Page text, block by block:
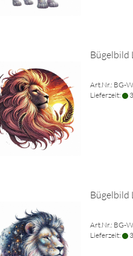
Bügelbild
Art.Nr.: BG-
Lieferzeit:
Bügelbild
Art.Nr.: BG-
Lieferzeit: